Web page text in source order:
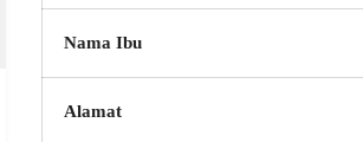
Nama Ibu
Alamat